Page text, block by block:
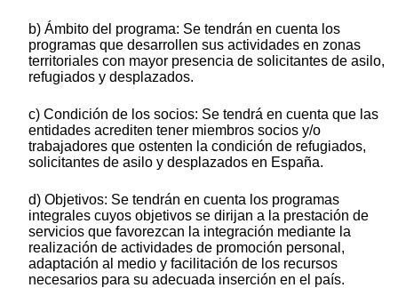
b) Ámbito del programa: Se tendrán en cuenta los
programas que desarrollen sus actividades en zonas
territoriales con mayor presencia de solicitantes de asilo,
refugiados y desplazados.
c) Condición de los socios: Se tendrá en cuenta que las
entidades acrediten tener miembros socios y/o
trabajadores que ostenten la condición de refugiados,
solicitantes de asilo y desplazados en España.
d) Objetivos: Se tendrán en cuenta los programas
integrales cuyos objetivos se dirijan a la prestación de
servicios que favorezcan la integración mediante la
realización de actividades de promoción personal,
adaptación al medio y facilitación de los recursos
necesarios para su adecuada inserción en el país.